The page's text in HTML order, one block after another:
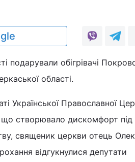
подарували обігрівачі
області.
Української Православної
що створювало дискомфорт під
священик церкви отець
відгукнулися депутати